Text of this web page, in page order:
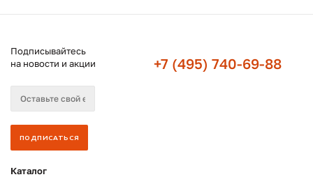
Подписывайтесь
на новости и акции
+7 (495) 740-69-88
Каталог